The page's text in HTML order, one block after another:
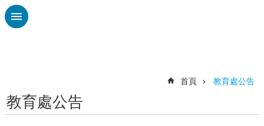
跳到主要內容區塊
認
首頁 教育處公告
教育處公告